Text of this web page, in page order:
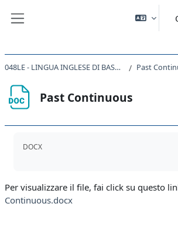
048LE - LINGUA INGLESE DI BASE 2020
Past Continuous
DOCX
Per visualizzare il file, fai click su questo
Continuous.docx